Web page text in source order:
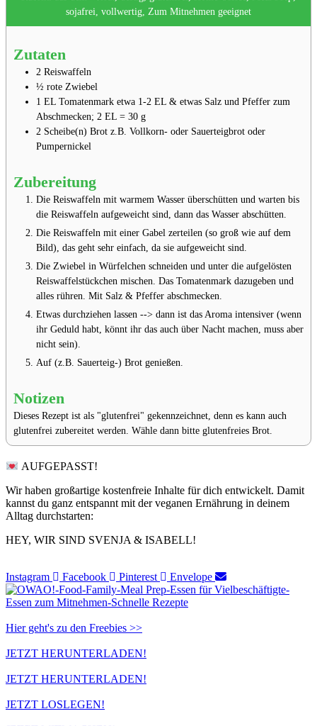
sojafrei, vollwertig, Zum Mitnehmen geeignet
Zutaten
2 Reiswaffeln⁣⁣⁣
½ rote Zwiebel⁣⁣⁣
1 EL Tomatenmark⁣⁣ etwa 1-2 EL⁣ & etwas Salz und Pfeffer zum
Abschmecken⁣⁣; 2 EL = 30 g
2 Scheibe(n) Brot z.B. Vollkorn- oder Sauerteigbrot oder
Pumpernickel
Zubereitung
Die Reiswaffeln mit warmem Wasser überschütten und warten bis
die Reiswaffeln aufgeweicht sind⁣⁣⁣, dann das Wasser abschütten.
Die Reiswaffeln mit einer Gabel zerteilen (so groß wie auf dem
Bild), das geht sehr einfach, da sie aufgeweicht sind⁣⁣⁣.
Die Zwiebel in Würfelchen schneiden und unter die aufgelösten
Reiswaffelstückchen mischen⁣⁣⁣. Das Tomatenmark dazugeben und
alles rühren⁣⁣⁣. Mit Salz & Pfeffer abschmecken⁣⁣⁣.
Etwas durchziehen lassen --> dann ist das Aroma intensiver (wenn
ihr Geduld habt, könnt ihr das auch über Nacht machen, muss aber
nicht sein)⁣⁣⁣.
Auf (z.B. Sauerteig-) Brot genießen⁣⁣⁣.
Notizen
Dieses Rezept ist als "glutenfrei" gekennzeichnet, denn es kann auch
glutenfrei zubereitet werden. Wähle dann bitte glutenfreies Brot.
AUFGEPASST! ⁣
Wir haben großartige kostenfreie Inhalte für dich entwickelt. Damit
kannst du ganz entspannt mit der veganen Ernährung in deinem
Alltag durchstarten:
HEY, WIR SIND SVENJA & ISABELL!​
Instagram Facebook Pinterest Envelope
Hier geht's zu den Freebies >>
JETZT HERUNTERLADEN!
JETZT HERUNTERLADEN!
JETZT LOSLEGEN!